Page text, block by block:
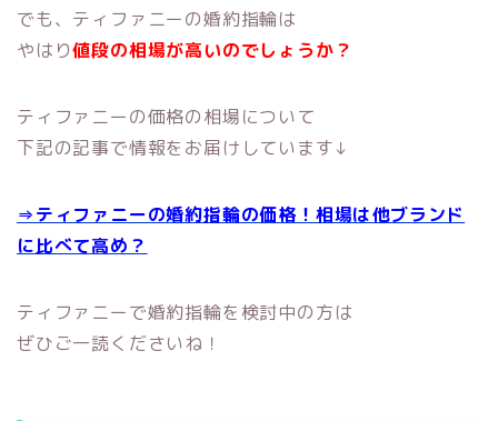
でも、ティファニーの婚約指輪は
やはり値段の相場が高いのでしょうか？
ティファニーの価格の相場について
下記の記事で情報をお届けしています↓
⇒ティファニーの婚約指輪の価格！相場は他ブランド
に比べて高め？
ティファニーで婚約指輪を検討中の方は
ぜひご一読くださいね！